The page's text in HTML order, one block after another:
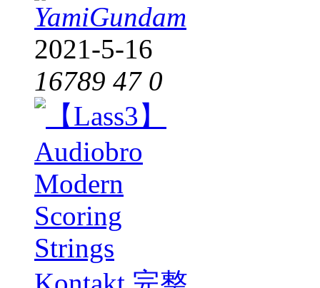
YamiGundam
2021-5-16
16789 47 0